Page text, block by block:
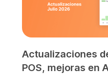
Actualizaciones
POS, mejoras en